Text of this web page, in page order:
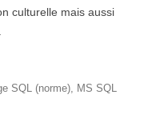
culturelle mais aussi
SQL (norme), MS SQL